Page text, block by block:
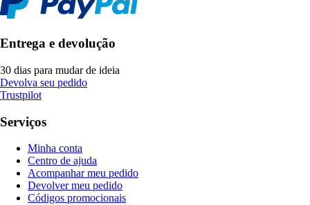
Entrega e devolução
30 dias para mudar de ideia
Devolva seu pedido
Trustpilot
Serviços
Minha conta
Centro de ajuda
Acompanhar meu pedido
Devolver meu pedido
Códigos promocionais